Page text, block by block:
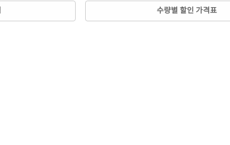
수량별 할인 가격표